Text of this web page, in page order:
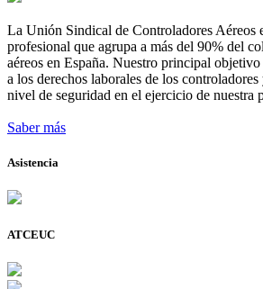
La Unión Sindical de Controladores Aéreos
profesional que agrupa a más del 90% del
aéreos en España. Nuestro principal
a los derechos laborales de los
nivel de seguridad en el ejercicio de nuestra
Saber más
Asistencia
ATCEUC